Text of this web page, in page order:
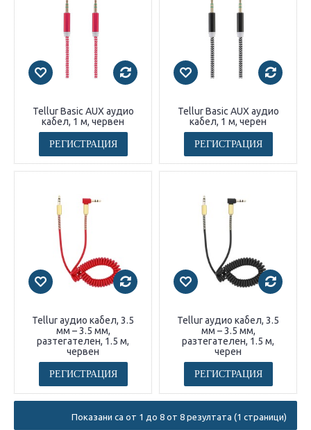
Tellur Basic AUX аудио
кабел, 1 м, червен
РЕГИСТРАЦИЯ
Tellur Basic AUX аудио
кабел, 1 м, черен
РЕГИСТРАЦИЯ
Tellur аудио кабел, 3.5
мм – 3.5 мм,
разтегателен, 1.5 м,
червен
РЕГИСТРАЦИЯ
Tellur аудио кабел, 3.5
мм – 3.5 мм,
разтегателен, 1.5 м,
черен
РЕГИСТРАЦИЯ
Показани са от 1 до 8 от 8 резултата (1 страници)